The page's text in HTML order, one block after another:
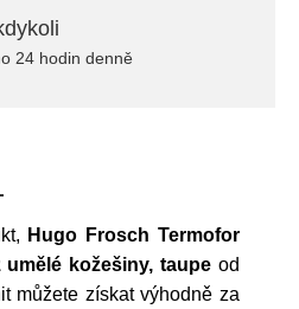
24 hodin denně
Hugo Frosch Termofor
kožešiny, taupe od
můžete získat výhodně za